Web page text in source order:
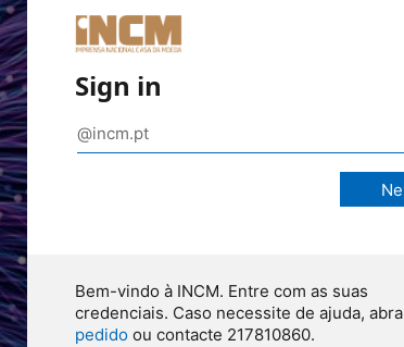
Sign in
Bem-vindo à INCM. Entre com as suas
credenciais. Caso necessite de ajuda, abra
pedido ou contacte 217810860.